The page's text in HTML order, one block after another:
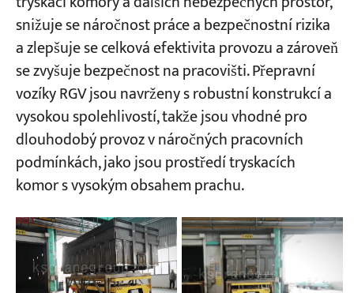
snižuje se náročnost práce a bezpečnostní rizika
a zlepšuje se celková efektivita provozu a zároveň
se zvyšuje bezpečnost na pracovišti. Přepravní
vozíky RGV jsou navrženy s robustní konstrukcí a
vysokou spolehlivostí, takže jsou vhodné pro
dlouhodobý provoz v náročných pracovních
podmínkách, jako jsou prostředí tryskacích
komor s vysokým obsahem prachu.